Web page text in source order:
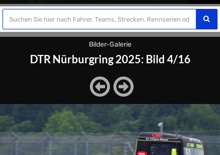
Bilder-Galerie
DTR Nürburgring 2025: Bild 4/16